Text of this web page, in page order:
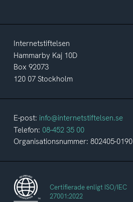
Internetstiftelsen
Hammarby Kaj 10D
Box 92073
120 07 Stockholm
E-post: info@internetstiftelsen.se
Telefon: 08-452 35 00
Organisationsnummer: 802405-0190
Certifierade enligt ISO/IEC
27001:2022